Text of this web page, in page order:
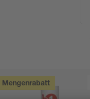
Mengenrabatt